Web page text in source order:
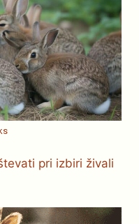
pri izbiri živali